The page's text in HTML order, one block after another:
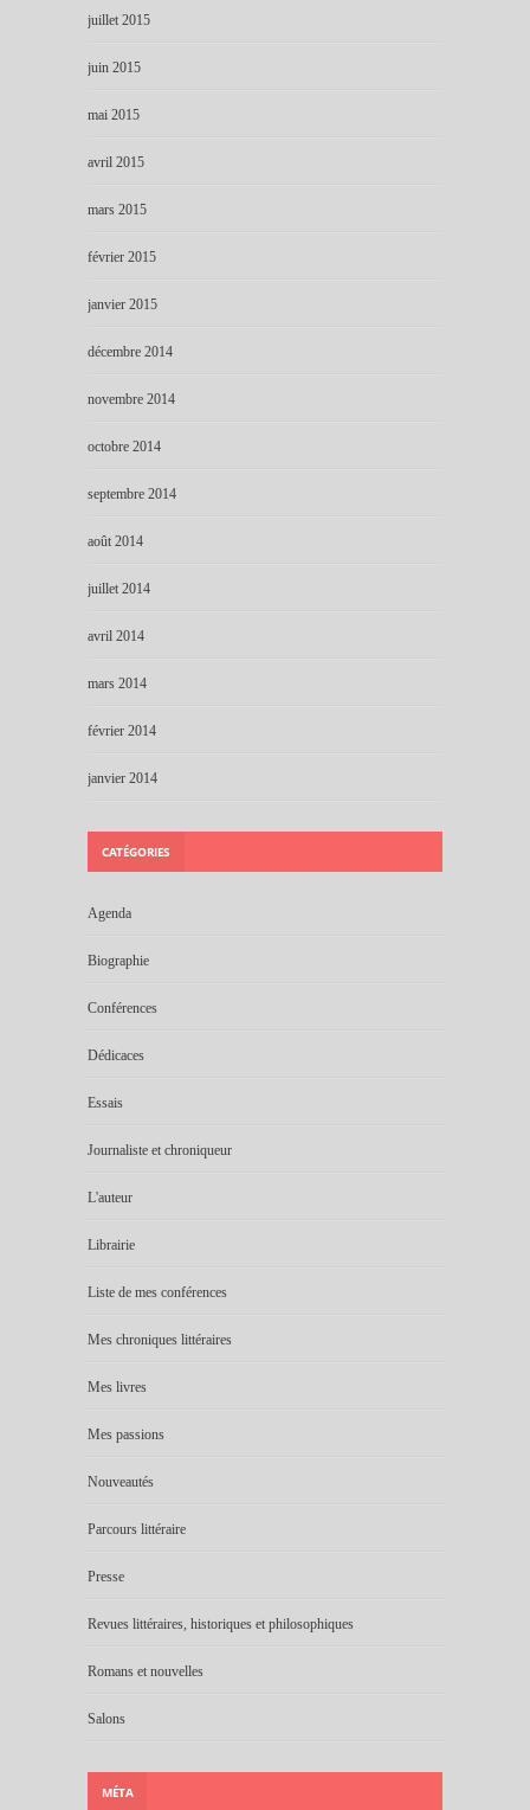
juillet 2015
juin 2015
mai 2015
avril 2015
mars 2015
février 2015
janvier 2015
décembre 2014
novembre 2014
octobre 2014
septembre 2014
août 2014
juillet 2014
avril 2014
mars 2014
février 2014
janvier 2014
CATÉGORIES
Agenda
Biographie
Conférences
Dédicaces
Essais
Journaliste et chroniqueur
L'auteur
Librairie
Liste de mes conférences
Mes chroniques littéraires
Mes livres
Mes passions
Nouveautés
Parcours littéraire
Presse
Revues littéraires, historiques et philosophiques
Romans et nouvelles
Salons
MÉTA